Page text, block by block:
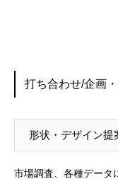
打ち合わせ/企画
形状・デザイン提
市場調査、各種データ